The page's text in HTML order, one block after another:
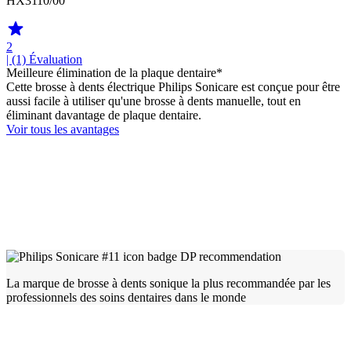
2
| (1) Évaluation
Meilleure élimination de la plaque dentaire*
Cette brosse à dents électrique Philips Sonicare est conçue pour être
aussi facile à utiliser qu'une brosse à dents manuelle, tout en
éliminant davantage de plaque dentaire.
Voir tous les avantages
La marque de brosse à dents sonique la plus recommandée par les
professionnels des soins dentaires dans le monde